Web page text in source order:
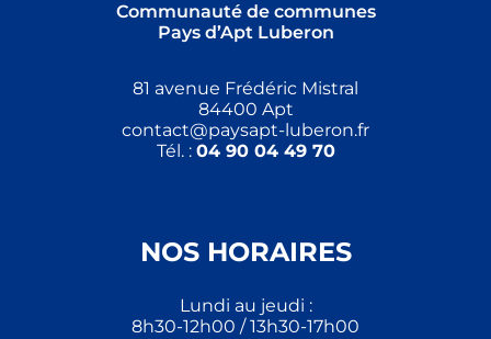
Communauté de communes
Pays d’Apt Luberon
81 avenue Frédéric Mistral
84400 Apt
contact@paysapt-luberon.fr
Tél. : 04 90 04 49 70
NOS HORAIRES
Lundi au jeudi :
8h30-12h00 / 13h30-17h00